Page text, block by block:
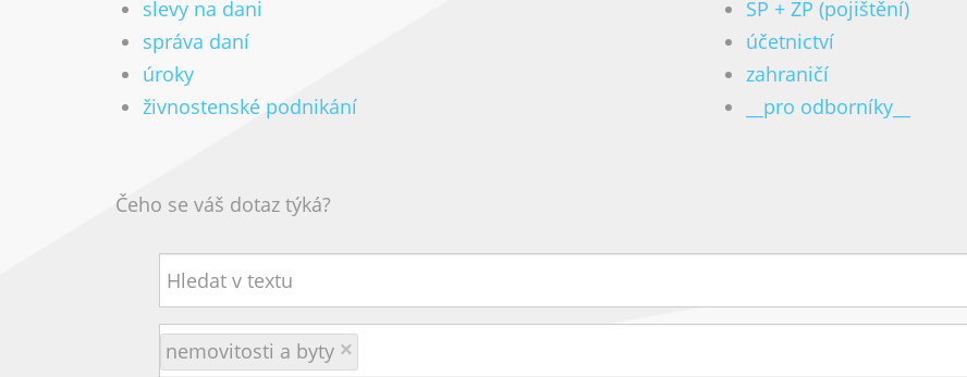
slevy na dani
SP + ZP (pojištění)
správa daní
účetnictví
úroky
zahraničí
živnostenské podnikání
__pro odborníky__
Čeho se váš dotaz týká?
nemovitosti a byty ×